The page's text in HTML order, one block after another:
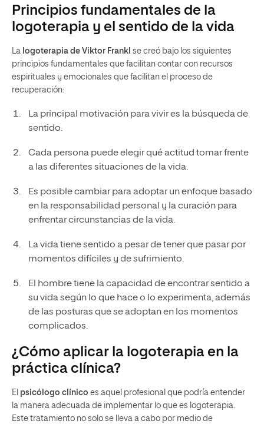
Principios fundamentales de la
logoterapia y el sentido de la vida
La logoterapia de Viktor Frankl se creó bajo los siguientes
principios fundamentales que facilitan contar con recursos
espirituales y emocionales que facilitan el proceso de
recuperación:
La principal motivación para vivir es la búsqueda de
sentido.
Cada persona puede elegir qué actitud tomar frente
a las diferentes situaciones de la vida.
Es posible cambiar para adoptar un enfoque basado
en la responsabilidad personal y la curación para
enfrentar circunstancias de la vida.
La vida tiene sentido a pesar de tener que pasar por
momentos difíciles y de sufrimiento.
El hombre tiene la capacidad de encontrar sentido a
su vida según lo que hace o lo experimenta, además
de las posturas que se adoptan en los momentos
complicados.
¿Cómo aplicar la logoterapia en la
práctica clínica?
El psicólogo clínico es aquel profesional que podría entender
la manera adecuada de implementar lo que es logoterapia.
Este tratamiento no solo se lleva a cabo por medio de